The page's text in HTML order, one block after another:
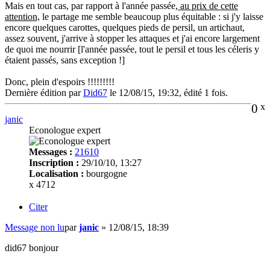
Mais en tout cas, par rapport à l'année passée, au prix de cette
attention, le partage me semble beaucoup plus équitable : si j'y laisse
encore quelques carottes, quelques pieds de persil, un artichaut,
assez souvent, j'arrive à stopper les attaques et j'ai encore largement
de quoi me nourrir [l'année passée, tout le persil et tous les céleris y
étaient passés, sans exception !]
Donc, plein d'espoirs !!!!!!!!!
Dernière édition parDid67 le 12/08/15, 19:32, édité 1 fois.
0 x
janic
Econologue expert
Messages : 21610
Inscription : 29/10/10, 13:27
Localisation : bourgogne
x 4712
Citer
Message non luparjanic » 12/08/15, 18:39
did67 bonjour